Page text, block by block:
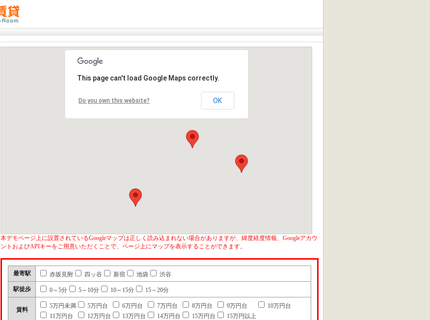
This page can't load Google Maps correctly.
Do you own this website? OK
本デモページ上に設置されているGoogleマップは正しく読み込まれない場合がありますが、緯度経度情報、Googleアカウ
ントおよびAPIキーをご用意いただくことで、ページ上にマップを表示することができます。
最寄駅 赤坂見附 四ッ谷 新宿 池袋 渋谷
駅徒歩 0～5分 5～10分 10～15分 15～20分
賃料
5万円未満 5万円台 6万円台 7万円台 8万円台 9万円台
10万円台
11万円台
12万円台 13万円台 14万円台 15万円台 15万円以上